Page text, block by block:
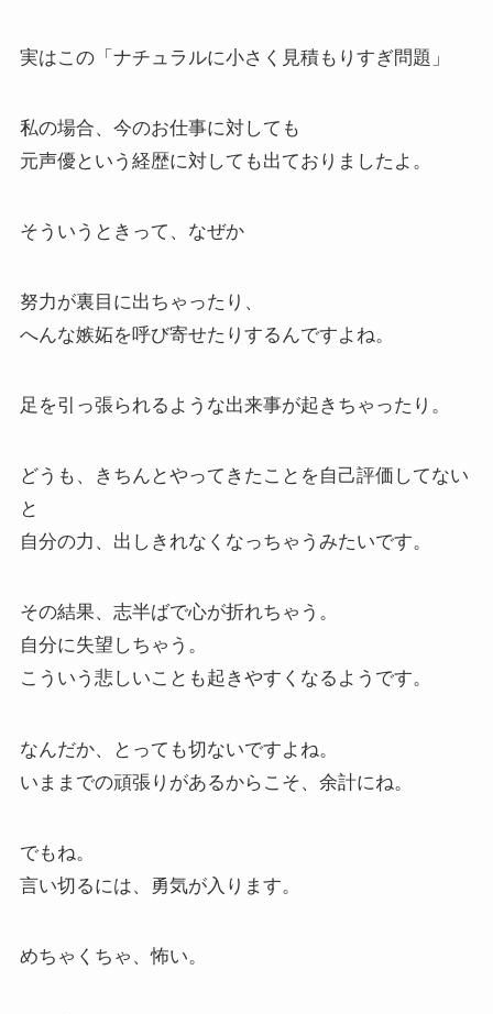
実はこの「ナチュラルに小さく見積もりすぎ問題」
私の場合、今のお仕事に対しても
元声優という経歴に対しても出ておりましたよ。
そういうときって、なぜか
努力が裏目に出ちゃったり、
へんな嫉妬を呼び寄せたりするんですよね。
足を引っ張られるような出来事が起きちゃったり。
どうも、きちんとやってきたことを自己評価してない
と
自分の力、出しきれなくなっちゃうみたいです。
その結果、志半ばで心が折れちゃう。
自分に失望しちゃう。
こういう悲しいことも起きやすくなるようです。
なんだか、とっても切ないですよね。
いままでの頑張りがあるからこそ、余計にね。
でもね。
言い切るには、勇気が入ります。
めちゃくちゃ、怖い。